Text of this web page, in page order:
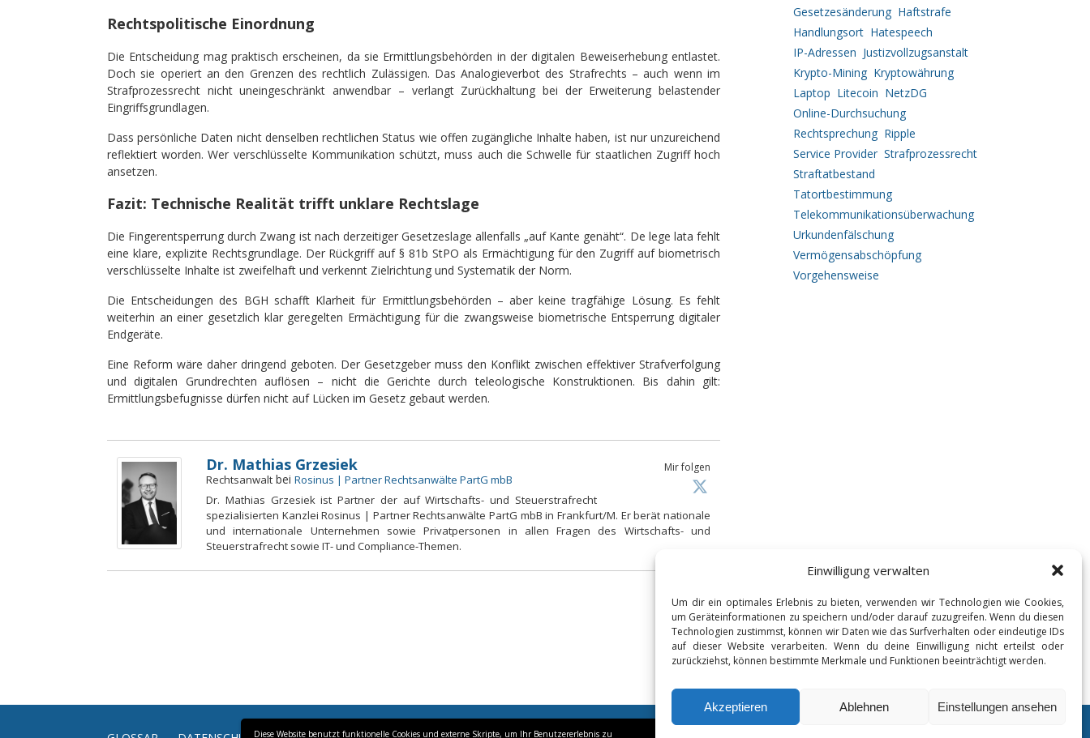
Diese Website benutzt funktionelle Cookies und externe Skripte, um Ihr Benutzererlebnis zu
Einwilligung verwalten
Um dir ein optimales Erlebnis zu bieten, verwenden wir Technologien wie Cookies,
um Geräteinformationen zu speichern und/oder darauf zuzugreifen. Wenn du diesen
Technologien zustimmst, können wir Daten wie das Surfverhalten oder eindeutige IDs
auf dieser Website verarbeiten. Wenn du deine Einwilligung nicht erteilst oder
zurückziehst, können bestimmte Merkmale und Funktionen beeinträchtigt werden.
Akzeptieren Ablehnen Einstellungen ansehen
Rechtspolitische Einordnung
Die Entscheidung mag praktisch erscheinen, da sie Ermittlungsbehörden in der digitalen Beweiserhebung entlastet.
Doch sie operiert an den Grenzen des rechtlich Zulässigen. Das Analogieverbot des Strafrechts – auch wenn im
Strafprozessrecht nicht uneingeschränkt anwendbar – verlangt Zurückhaltung bei der Erweiterung belastender
Eingriffsgrundlagen.
Dass persönliche Daten nicht denselben rechtlichen Status wie offen zugängliche Inhalte haben, ist nur unzureichend
reflektiert worden. Wer verschlüsselte Kommunikation schützt, muss auch die Schwelle für staatlichen Zugriff hoch
ansetzen.
Fazit: Technische Realität trifft unklare Rechtslage
Die Fingerentsperrung durch Zwang ist nach derzeitiger Gesetzeslage allenfalls „auf Kante genäht“. De lege lata fehlt
eine klare, explizite Rechtsgrundlage. Der Rückgriff auf § 81b StPO als Ermächtigung für den Zugriff auf biometrisch
verschlüsselte Inhalte ist zweifelhaft und verkennt Zielrichtung und Systematik der Norm.
Die Entscheidungen des BGH schafft Klarheit für Ermittlungsbehörden – aber keine tragfähige Lösung. Es fehlt
weiterhin an einer gesetzlich klar geregelten Ermächtigung für die zwangsweise biometrische Entsperrung digitaler
Endgeräte.
Eine Reform wäre daher dringend geboten. Der Gesetzgeber muss den Konflikt zwischen effektiver Strafverfolgung
und digitalen Grundrechten auflösen – nicht die Gerichte durch teleologische Konstruktionen. Bis dahin gilt:
Ermittlungsbefugnisse dürfen nicht auf Lücken im Gesetz gebaut werden.
Mir folgen
Dr. Mathias Grzesiek
Rechtsanwalt bei Rosinus | Partner Rechtsanwälte PartG mbB
Dr. Mathias Grzesiek ist Partner der auf Wirtschafts- und Steuerstrafrecht
spezialisierten Kanzlei Rosinus | Partner Rechtsanwälte PartG mbB in Frankfurt/M. Er berät nationale
und internationale Unternehmen sowie Privatpersonen in allen Fragen des Wirtschafts- und
Steuerstrafrecht sowie IT- und Compliance-Themen.
Gesetzesänderung Haftstrafe
Handlungsort Hatespeech
IP-Adressen Justizvollzugsanstalt
Krypto-Mining Kryptowährung
Laptop Litecoin NetzDG
Online-Durchsuchung
Rechtsprechung Ripple
Service Provider Strafprozessrecht
Straftatbestand
Tatortbestimmung
Telekommunikationsüberwachung
Urkundenfälschung
Vermögensabschöpfung
Vorgehensweise